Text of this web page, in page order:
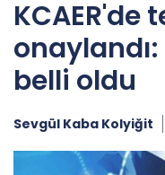
KCAER'de
belli oldu
Sevgül Kaba Kolyiğit